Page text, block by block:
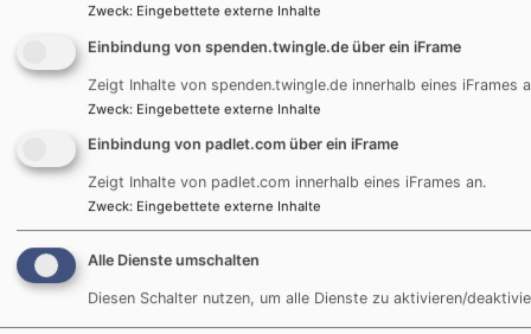
Evang. Jugend im Dekanat Traunstein
Martin-Luther-Platz 2
83278 Traunstein
wiedhoelzlkaser@elkb.de
Zweck: Eingebettete externe Inhalte
Einbindung von spenden.twingle.de über ein iFrame
Zeigt Inhalte von spenden.twingle.de innerhalb eines iFrames
Zweck: Eingebettete externe Inhalte
Einbindung von padlet.com über ein iFrame
Zeigt Inhalte von padlet.com innerhalb eines iFrames an.
Zweck: Eingebettete externe Inhalte
Alle Dienste umschalten
Diesen Schalter nutzen, um alle Dienste zu aktivieren/